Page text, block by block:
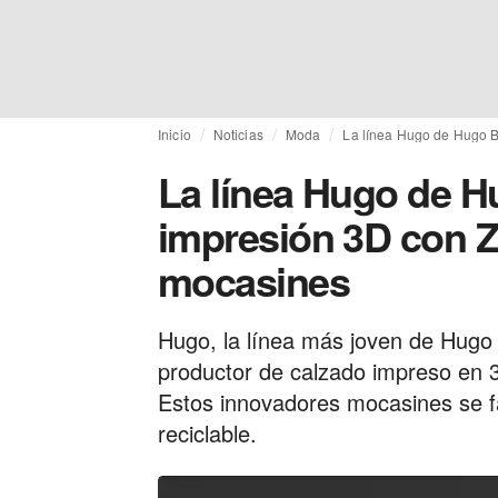
Inicio Noticias Moda La línea Hugo de Hugo
La línea Hugo de
impresión 3D con
mocasines
Hugo, la línea más joven de
productor de calzado impreso en
Estos innovadores mocasines se
reciclable.